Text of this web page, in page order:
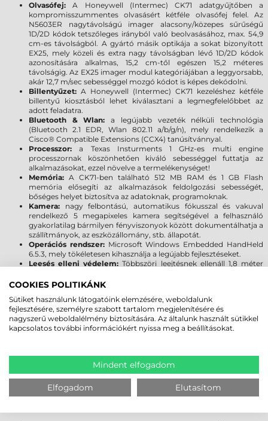
Olvasófej: A Honeywell (Intermec) CK71 adatgyűjtőben a
kompromisszummentes olvasásért kétféle olvasófej felel. Az
N5603ER nagytávolságú imager alacsony/közepes sűrűségű
1D/2D kódok tetszőleges irányból való beolvasásához, max. 54,9
cm-es távolságból. A gyártó másik optikája a sokat bizonyított
EX25, mely közeli és extra nagy távolságban lévő 1D/2D kódok
azonosítására alkalmas, 15,2 cm-től egészen 15,2 méteres
távolságig. Az EX25 imager modul kategóriájában a leggyorsabb,
akár 12,7 m/sec sebességgel mozgó kódot is képes dekódolni.
Billentyűzet: A Honeywell (Intermec) CK71 kezeléshez kétféle
billentyű kiosztásból lehet kiválasztani a legmegfelelőbbet az
adott feladatra.
Bluetooth & Wlan: a legújabb vezeték nélküli technológia
(Bluetooth 2.1 EDR, Wlan 802.11 a/b/g/n), mely rendelkezik a
Cisco® Compatible Extensions (CCX4) tanúsítvánnyal.
Processzor: a Texas Insturments 1 GHz-es multi engine
processzornak köszönhetően kiváló sebességgel futtatja az
alkalmazásokat, ezzel növelve a termelékenységet!
Memória: A CK71-ben található 512 MB RAM és 1 GB Flash
memória elősegíti az alkalmazások feldolgozási sebességét,
bőséges helyet biztosítva az adatoknak, programoknak.
Kamera: nagy felbontású, automatikus fókusszal és vakuval
rendelkező 5 megapixeles kamera segítségével a felhasználó
gyakorlatilag bármilyen fényviszonyok között dokumentálhatja a
szállítmányok, az eszközállomány, stb. állapotát.
Operációs rendszer:Microsoft Windows Embedded HandHeld
6.5.3, mely tökéletesen kihasználja a legújabb fejlesztéseket.
Leesés elleni védelem: Többszöri leejtésnek ellenáll 1,8 méter
meghaladja azt. Megbízható működés 2000 egymást követő 1
védelem a por és fröccsenő folyadékok ellen, továbbá az extrém
hőmérséklet (-20°C - +60°C) sem okozhat kárt az adatgyűjtőben.
Kézi vagy pisztoly kivitel:A Honeywell (Intermec) CK71 egy
opcionálisan vásárolható pisztoly fogantyú segítségével
MEGBÍZHAT BENNÜNK! ISMERJE MEG
VÁSÁRLÓINK VÉLEMÉNYÉT
COOKIES POLITIKÁNK
Sütiket használunk látogatóink elemzésére, weboldalunk
fejlesztésére, személyre szabott tartalom megjelenítésére és
nagyszerű weboldalélmény biztosítására. Az általunk használt sütikkel
kapcsolatos további információkért nyissa meg a beállításokat.
Mindent elfogadom
Elfogadom Elutasítom